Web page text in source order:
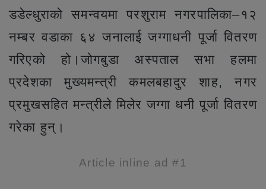
डडेल्धुराको समन्वयमा परशुराम नगरपालिका–१२
नम्बर वडाका ६४ जनालाई जग्गाधनी पूर्जा वितरण
गरिएको हो।जोगबुडा अस्पताल सभा हलमा
प्रदेशका मुख्यमन्त्री कमलबहादुर शाह, नगर
प्रमुखसहित मन्त्रीले मिलेर जग्गा धनी पूर्जा वितरण
गरेका हुन्।
Article inline ad #1